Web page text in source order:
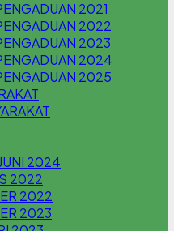
2021
2022
2023
2024
2025
2024
2022
2022
2023